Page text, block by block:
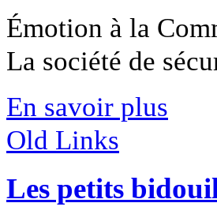
Émotion à la
La société de
En savoir plus
Old Links
Les petits